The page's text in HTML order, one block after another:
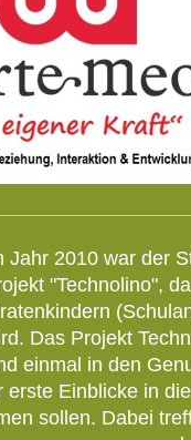
Jahr 2010 war der
"Technolino",
Das Projekt
einmal in den
Einblicke in
sollen. Dabei